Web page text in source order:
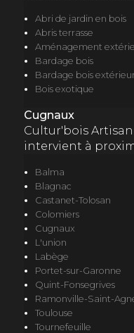
Abri de jardin en bois
Abris terrasse
Aménagement
Bardage bois
Bardage bois
Bois exotique
Cugnaux
Cultur'bois
intervient à
Balma
Blagnac
Castanet-Tolosan
Colomiers
Cugnaux
L'union
Labège
Portet-sur-Garonne
Quint-Fonsegrives
Ramonville-Saint-
Toulouse
Tournefeuille